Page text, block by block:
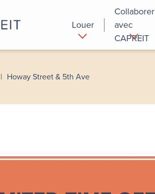
Louer
louer chez
Collaborer
avec
CAPREIT
| Howay Street & 5th Ave